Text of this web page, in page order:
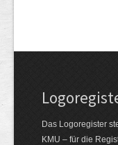
Das Logoregister
KMU – für die